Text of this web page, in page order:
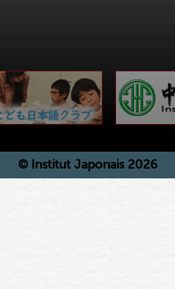
© Institut Japonais 2026